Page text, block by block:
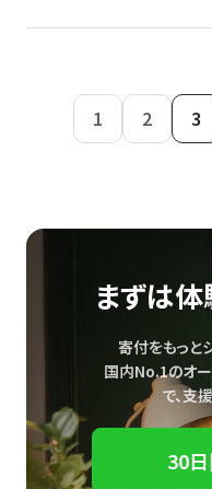
1 2 3
まずは体
寄付をもっと
国内No.1のオ
で、支
30